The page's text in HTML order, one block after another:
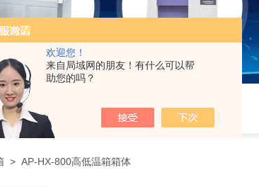
欢迎您！
来自局域网的朋友！有什么可以帮
助您的吗？
雾试验箱、各种振动试验台、拉力试验机、蒸汽老化试验机、跌落试验机、插拔力试验机、按健寿命试验机、纸带耐磨擦试验机、工业烘烤箱
> AP-HX-800高低温箱箱体